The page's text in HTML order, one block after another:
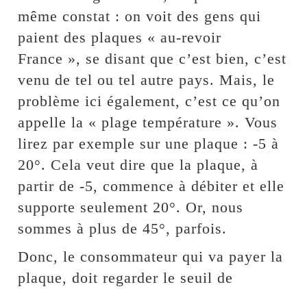
même constat : on voit des gens qui
paient des plaques « au-revoir
France », se disant que c’est bien, c’est
venu de tel ou tel autre pays. Mais, le
problème ici également, c’est ce qu’on
appelle la « plage température ». Vous
lirez par exemple sur une plaque : -5 à
20°. Cela veut dire que la plaque, à
partir de -5, commence à débiter et elle
supporte seulement 20°. Or, nous
sommes à plus de 45°, parfois.
Donc, le consommateur qui va payer la
plaque, doit regarder le seuil de